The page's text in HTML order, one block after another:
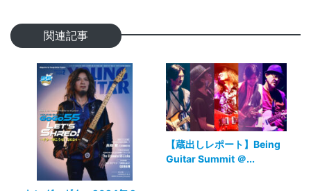
関連記事
【蔵出しレポート】Being
Guitar Summit ＠...